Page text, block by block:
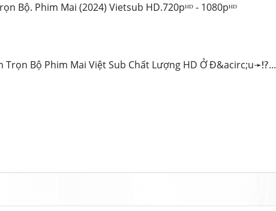
Bộ. Phim Mai (2024) Vietsub HD.720pᴴᴰ - 1080pᴴᴰ
Trọn Bộ Phim Mai Việt Sub Chất Lượng HD Ở Đ&acirc;u➛⁉...